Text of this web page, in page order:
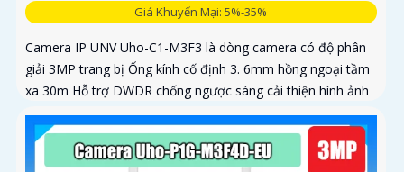
Giá Khuyến Mại: 5%-35%
Camera IP UNV Uho-C1-M3F3 là dòng camera có độ phân
giải 3MP trang bị Ống kính cố định 3. 6mm hồng ngoại tầm
xa 30m Hỗ trợ DWDR chống ngược sáng cải thiện hình ảnh